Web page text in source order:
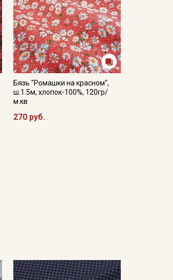
Бязь "Ромашки на красном",
ш.1.5м, хлопок-100%, 120гр/
м.кв
270 руб.